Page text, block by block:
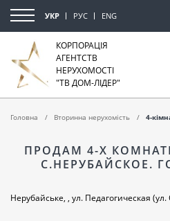
УКР РУС ENG
КОРПОРАЦІЯ
АГЕНТСТВ
НЕРУХОМОСТІ
"ТВ ДОМ-ЛІДЕР"
Головна Вторинна нерухомість 4-
ПРОДАМ 4-Х
С.НЕРУБАЙСКОЕ.
Нерубайське, , ул. Педагогическая